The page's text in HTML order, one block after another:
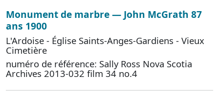
Monument de marbre — John McGrath 87
ans 1900
L'Ardoise - Église Saints-Anges-Gardiens - Vieux
Cimetière
numéro de référence: Sally Ross Nova Scotia
Archives 2013-032 film 34 no.4